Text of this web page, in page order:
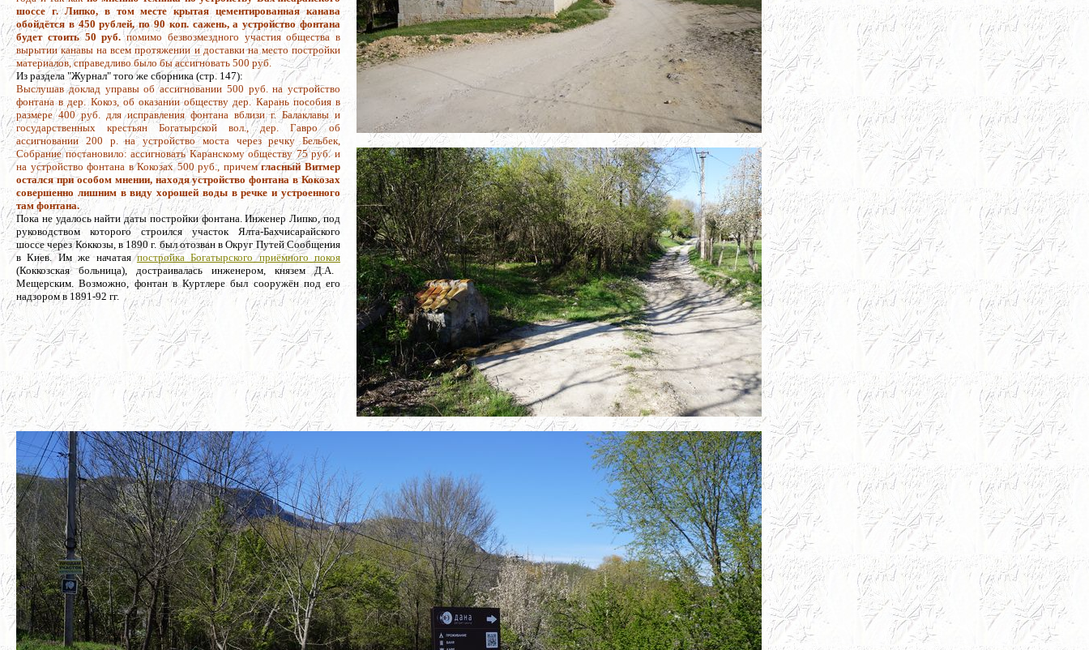
шоссе г. Липко, в том месте крытая цементированная канава
обойдётся в 450 рублей, по 90 коп. сажень, а устройство фонтана
будет стоить 50 руб. помимо безвозмездного участия общества в
вырытии канавы на всем протяжении и доставки на место постройки
материалов, справедливо было бы ассигновать 500 руб.
Из раздела "Журнал" того же сборника (стр. 147):
Выслушав доклад управы об ассигновании 500 руб. на устройство
фонтана в дер. Кокоз, об оказании обществу дер. Карань пособия в
размере 400 руб. для исправления фонтана вблизи г. Балаклавы и
государственных крестьян Богатырской вол., дер. Гавро об
ассигновании 200 р. на устройство моста через речку Бельбек,
Собрание постановило: ассигновать Каранскому обществу 75 руб. и
на устройство фонтана в Кокозах 500 руб., причемгласный Витмер
остался при особом мнении, находя устройство фонтана в Кокозах
совершенно лишним в виду хорошей воды в речке и устроенного
там фонтана.
Пока не удалось найти даты постройки фонтана. Инженер Липко, под
руководством которого строился участок Ялта-Бахчисарайского
шоссе через Коккозы, в 1890 г. был отозван в Округ Путей Сообщения
в Киев. Им же начатаяпостройка Богатырского приёмного покоя
(Коккозская больница), достраивалась инженером, князем Д.А.
Мещерским. Возможно, фонтан в Куртлере был сооружён под его
надзором в 1891-92 гг.